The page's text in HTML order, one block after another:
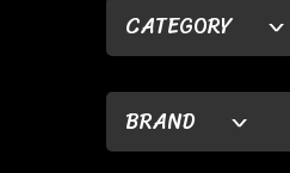
CATEGORY
BRAND